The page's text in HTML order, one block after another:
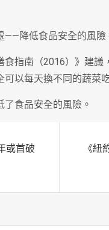
降低食品安全的風險
指南（2016）》建議
可以每天換不同的蔬菜
食品安全的風險。
或首破
《紐